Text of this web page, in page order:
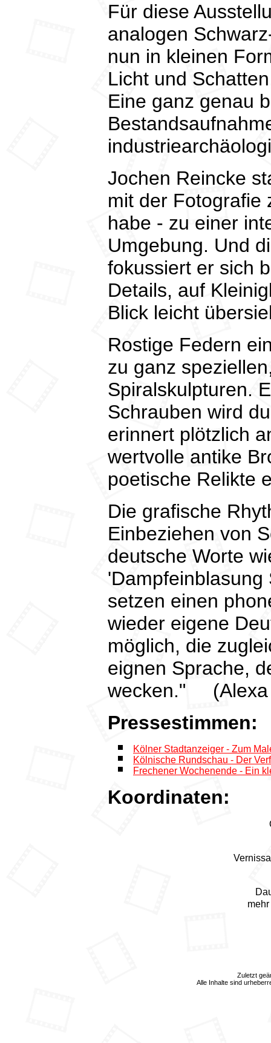
Für diese
analogen
nun in kleinen
Licht und
Eine ganz genau
Jochen Reincke
mit der Fotografie
habe - zu einer
Umgebung. Und
fokussiert er sich
Details, auf
Blick leicht
Rostige Federn
zu ganz
Spiralskulpturen.
Schrauben wird
erinnert plötzlich
wertvolle antike
poetische Relikte
Die grafische
Einbeziehen von
deutsche Worte
setzen einen
wieder eigene
möglich, die
eignen Sprache,
wecken." (Alexa
Pressestimmen:
Kölner Stadtanzeiger - Zum
Kölnische Rundschau - Der
Frechener Wochenende - Ein
Koordinaten:
Zuletzt
Alle Inhalte sind